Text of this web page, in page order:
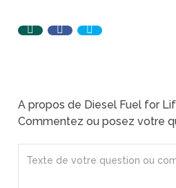
A propos de Diesel Fuel for
Commentez ou posez votre